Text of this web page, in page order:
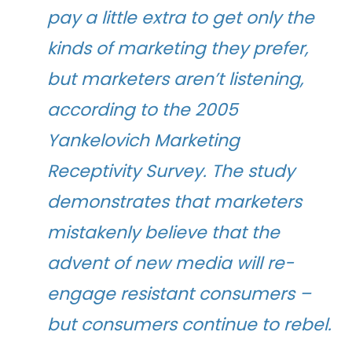
pay a little extra to get only the
kinds of marketing they prefer,
but marketers aren’t listening,
according to the 2005
Yankelovich Marketing
Receptivity Survey. The study
demonstrates that marketers
mistakenly believe that the
advent of new media will re-
engage resistant consumers –
but consumers continue to rebel.